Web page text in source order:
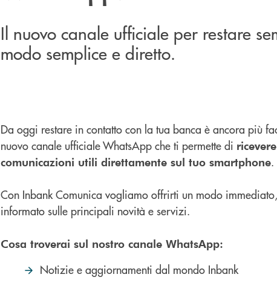
Il nuovo canale ufficiale per restare
modo semplice e diretto.
Da oggi restare in contatto con la tua banca è ancora più
nuovo canale ufficiale WhatsApp che ti permette di
comunicazioni utili direttamente sul tuo smartphone.
Con Inbank Comunica vogliamo offrirti un modo
informato sulle principali novità e servizi.
Cosa troverai sul nostro canale WhatsApp:
Notizie e aggiornamenti dal mondo Inbank